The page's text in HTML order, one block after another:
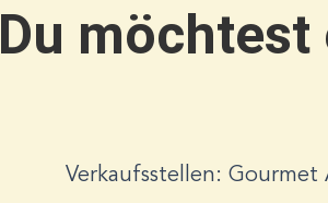
Du
Verkaufsstellen: